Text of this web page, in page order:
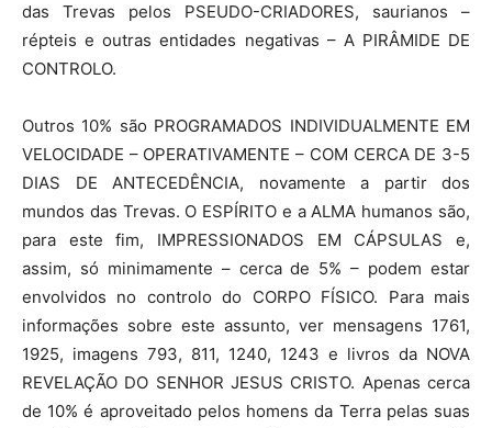
das Trevas pelos PSEUDO-CRIADORES, saurianos –
répteis e outras entidades negativas – A PIRÂMIDE DE
CONTROLO.
Outros 10% são PROGRAMADOS INDIVIDUALMENTE EM
VELOCIDADE – OPERATIVAMENTE – COM CERCA DE 3-5
DIAS DE ANTECEDÊNCIA, novamente a partir dos
mundos das Trevas. O ESPÍRITO e a ALMA humanos são,
para este fim, IMPRESSIONADOS EM CÁPSULAS e,
assim, só minimamente – cerca de 5% – podem estar
envolvidos no controlo do CORPO FÍSICO. Para mais
informações sobre este assunto, ver mensagens 1761,
1925, imagens 793, 811, 1240, 1243 e livros da NOVA
REVELAÇÃO DO SENHOR JESUS CRISTO. Apenas cerca
de 10% é aproveitado pelos homens da Terra pelas suas